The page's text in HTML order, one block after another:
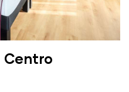
Centro